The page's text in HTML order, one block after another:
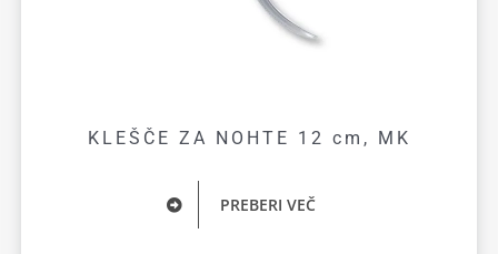
KLEŠČE ZA NOHTE 12 cm, MK
PREBERI VEČ